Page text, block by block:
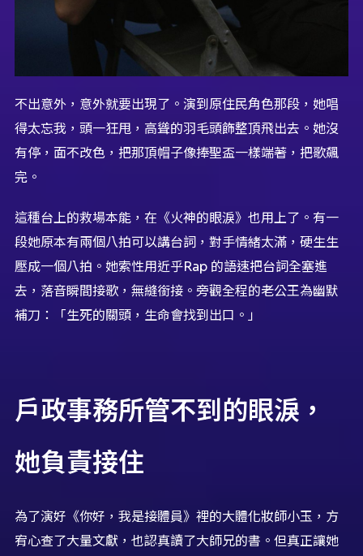
不出意外，意外就要出現了。演到原住民角色那段，她唱
得太忘我，頭一狂甩，高聳的羽毛頭飾整頂飛出去。她沒
有停，面不改色，把那頂帽子像捧聖盃一樣端著，把歌飆
完。
這種台上的救場本能，在《火神的眼淚》也用上了。有一
段她原本有兩個八拍可以講台詞，對手情緒太滿，硬生生
壓成一個八拍。她索性用近乎Rap 的語速把台詞全塞進
去，落音瞬間接歌，無縫銜接。旁觀全程的老公王為幽默
補刀：「生死的關頭，生命會找到出口。」
戶政事務所管不到的眼淚，
她負責接住
為了演好《你好，我是接體員》裡的大體化妝師小玉，方
宥心查了大量文獻，也認真讀了大師兄的書。但真正讓她